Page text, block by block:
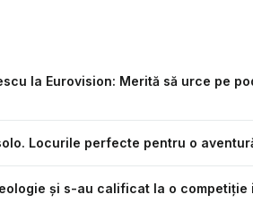
la Eurovision: Merită să urce pe
Locurile perfecte pentru o
și s-au calificat la o competiție